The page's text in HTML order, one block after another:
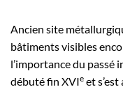
Ancien site
bâtiments visibles
l’importance du passé
débuté fin XVIe et